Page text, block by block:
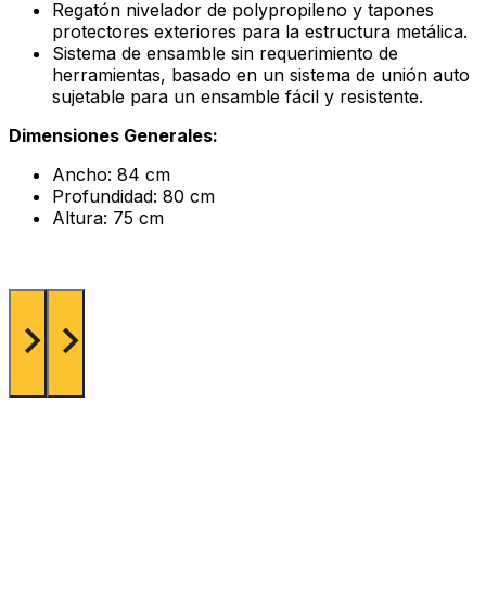
Regatón nivelador de polypropileno y tapones
protectores exteriores para la estructura metálica.
Sistema de ensamble sin requerimiento de
herramientas, basado en un sistema de unión auto
sujetable para un ensamble fácil y resistente.
Dimensiones Generales:
Ancho: 84 cm
Profundidad: 80 cm
Altura: 75 cm